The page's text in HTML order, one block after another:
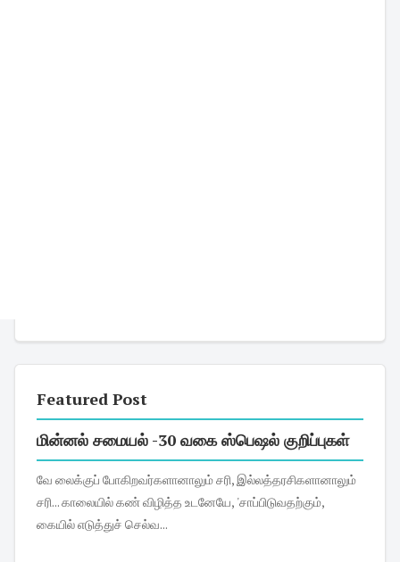
Featured Post
மின்னல் சமையல் -30 வகை ஸ்பெஷல் குறிப்புகள்
வே லைக்குப் போகிறவர்களானாலும் சரி, இல்லத்தரசிகளானாலும்
சரி... காலையில் கண் விழித்த உடனேயே, 'சாப்பிடுவதற்கும்,
கையில் எடுத்துச் செல்வ...